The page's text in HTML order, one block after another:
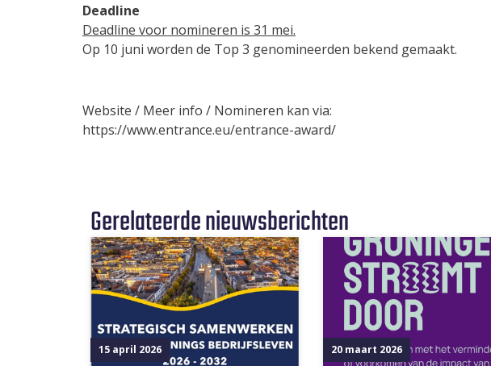
Deadline
Deadline voor nomineren is 31 mei.
Op 10 juni worden de Top 3 genomineerden bekend gemaakt.
Website / Meer info / Nomineren kan via:
https://www.entrance.eu/entrance-award/
Gerelateerde nieuwsberichten
15 april 2026 20 maart 2026